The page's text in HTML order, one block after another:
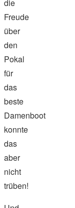
die
Freude
über
den
Pokal
für
das
beste
Damenboot
konnte
das
aber
nicht
trüben!